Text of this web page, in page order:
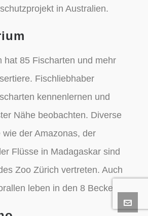
in Australien.
hat 85 Fischarten und mehr
Fischliebhaber
kennenlernen und
Nähe beobachten. Diverse
wie der Amazonas, der
Flüsse in Madagaskar sind
Zoo Zürich vertreten. Auch
leben in den 8 Becken.